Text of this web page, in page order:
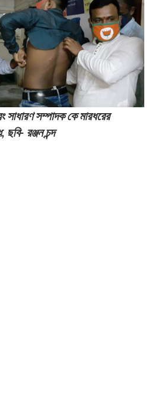
সাধারণ সম্পাদক কে মারধরের
রঞ্জন চন্দ